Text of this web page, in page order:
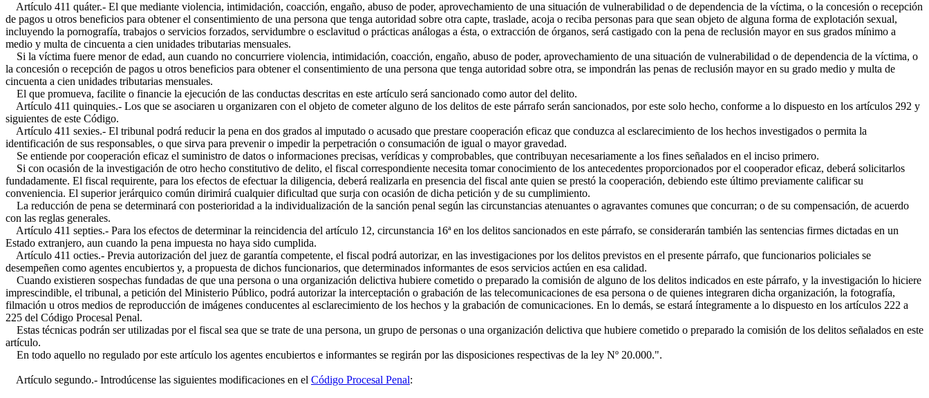
Artículo 411 quáter.- El que mediante violencia, intimidación, coacción, engaño, abuso de poder, aprovechamiento de una situación de vulnerabilidad o de dependencia de la víctima, o la concesión o recepción
de pagos u otros beneficios para obtener el consentimiento de una persona que tenga autoridad sobre otra capte, traslade, acoja o reciba personas para que sean objeto de alguna forma de explotación sexual,
incluyendo la pornografía, trabajos o servicios forzados, servidumbre o esclavitud o prácticas análogas a ésta, o extracción de órganos, será castigado con la pena de reclusión mayor en sus grados mínimo a
medio y multa de cincuenta a cien unidades tributarias mensuales.
Si la víctima fuere menor de edad, aun cuando no concurriere violencia, intimidación, coacción, engaño, abuso de poder, aprovechamiento de una situación de vulnerabilidad o de dependencia de la víctima, o
la concesión o recepción de pagos u otros beneficios para obtener el consentimiento de una persona que tenga autoridad sobre otra, se impondrán las penas de reclusión mayor en su grado medio y multa de
cincuenta a cien unidades tributarias mensuales.
El que promueva, facilite o financie la ejecución de las conductas descritas en este artículo será sancionado como autor del delito.
Artículo 411 quinquies.- Los que se asociaren u organizaren con el objeto de cometer alguno de los delitos de este párrafo serán sancionados, por este solo hecho, conforme a lo dispuesto en los artículos 292 y
siguientes de este Código.
Artículo 411 sexies.- El tribunal podrá reducir la pena en dos grados al imputado o acusado que prestare cooperación eficaz que conduzca al esclarecimiento de los hechos investigados o permita la
identificación de sus responsables, o que sirva para prevenir o impedir la perpetración o consumación de igual o mayor gravedad.
Se entiende por cooperación eficaz el suministro de datos o informaciones precisas, verídicas y comprobables, que contribuyan necesariamente a los fines señalados en el inciso primero.
Si con ocasión de la investigación de otro hecho constitutivo de delito, el fiscal correspondiente necesita tomar conocimiento de los antecedentes proporcionados por el cooperador eficaz, deberá solicitarlos
fundadamente. El fiscal requirente, para los efectos de efectuar la diligencia, deberá realizarla en presencia del fiscal ante quien se prestó la cooperación, debiendo este último previamente calificar su
conveniencia. El superior jerárquico común dirimirá cualquier dificultad que surja con ocasión de dicha petición y de su cumplimiento.
La reducción de pena se determinará con posterioridad a la individualización de la sanción penal según las circunstancias atenuantes o agravantes comunes que concurran; o de su compensación, de acuerdo
con las reglas generales.
Artículo 411 septies.- Para los efectos de determinar la reincidencia del artículo 12, circunstancia 16ª en los delitos sancionados en este párrafo, se considerarán también las sentencias firmes dictadas en un
Estado extranjero, aun cuando la pena impuesta no haya sido cumplida.
Artículo 411 octies.- Previa autorización del juez de garantía competente, el fiscal podrá autorizar, en las investigaciones por los delitos previstos en el presente párrafo, que funcionarios policiales se
desempeñen como agentes encubiertos y, a propuesta de dichos funcionarios, que determinados informantes de esos servicios actúen en esa calidad.
Cuando existieren sospechas fundadas de que una persona o una organización delictiva hubiere cometido o preparado la comisión de alguno de los delitos indicados en este párrafo, y la investigación lo hiciere
imprescindible, el tribunal, a petición del Ministerio Público, podrá autorizar la interceptación o grabación de las telecomunicaciones de esa persona o de quienes integraren dicha organización, la fotografía,
filmación u otros medios de reproducción de imágenes conducentes al esclarecimiento de los hechos y la grabación de comunicaciones. En lo demás, se estará íntegramente a lo dispuesto en los artículos 222 a
225 del Código Procesal Penal.
Estas técnicas podrán ser utilizadas por el fiscal sea que se trate de una persona, un grupo de personas o una organización delictiva que hubiere cometido o preparado la comisión de los delitos señalados en este
artículo.
En todo aquello no regulado por este artículo los agentes encubiertos e informantes se regirán por las disposiciones respectivas de la ley Nº 20.000.".
Artículo segundo.- Introdúcense las siguientes modificaciones en el Código Procesal Penal: